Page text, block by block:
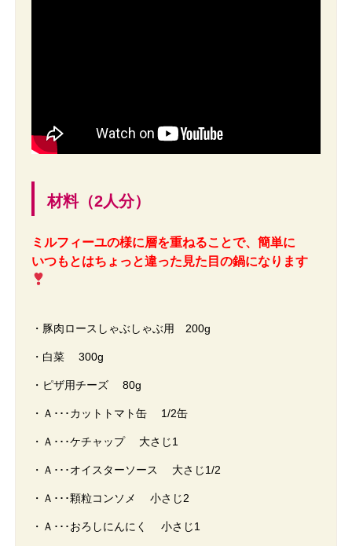
材料（2人分）
ミルフィーユの様に層を重ねることで、簡単に
いつもとはちょっと違った見た目の鍋になります
・豚肉ロースしゃぶしゃぶ用 200g
・白菜 300g
・ピザ用チーズ 80g
・Ａ･･･カットトマト缶 1/2缶
・Ａ･･･ケチャップ 大さじ1
・Ａ･･･オイスターソース 大さじ1/2
・Ａ･･･顆粒コンソメ 小さじ2
・Ａ･･･おろしにんにく 小さじ1